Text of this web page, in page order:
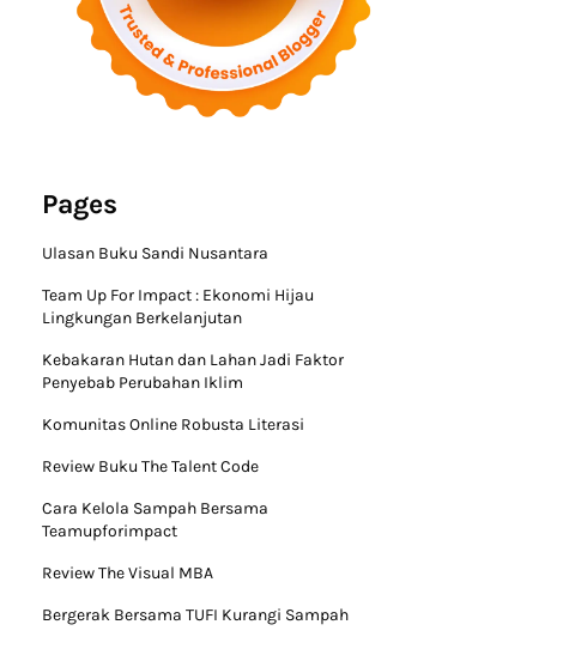
Pages
Ulasan Buku Sandi Nusantara
Team Up For Impact : Ekonomi Hijau
Lingkungan Berkelanjutan
Kebakaran Hutan dan Lahan Jadi Faktor
Penyebab Perubahan Iklim
Komunitas Online Robusta Literasi
Review Buku The Talent Code
Cara Kelola Sampah Bersama
Teamupforimpact
Review The Visual MBA
Bergerak Bersama TUFI Kurangi Sampah